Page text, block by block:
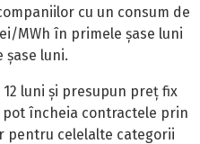
cu un consum de
MWh în primele șase luni
șase luni.
luni și presupun preț fix
încheia contractele prin
pentru celelalte categorii